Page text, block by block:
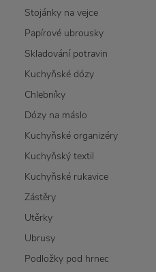
Stojánky na vejce
Papírové ubrousky
Skladování potravin
Kuchyňské dózy
Chlebníky
Dózy na máslo
Kuchyňské organizéry
Kuchyňský textil
Kuchyňské rukavice
Zástěry
Utěrky
Ubrusy
Podložky pod hrnec